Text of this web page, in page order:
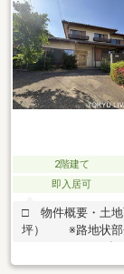
分(約570m)■ ご希
━━━━━・・・物
ださい。
2階建て
即入居可
□ 物件概要・土地
坪） ※路地状部分
ＬＤＫ約２０畳：